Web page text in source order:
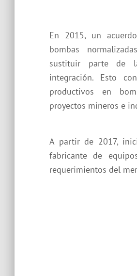
En 2015, un
bombas
sustituir parte de
integración. Esto
productivos en
proyectos mineros e
A partir de 2017,
fabricante de
requerimientos del